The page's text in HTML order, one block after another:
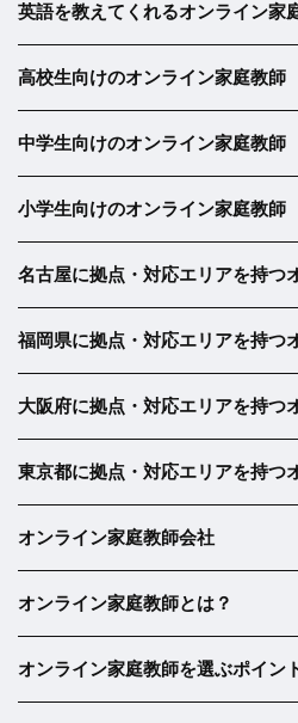
英語を教えてくれるオンライン家
高校生向けのオンライン家庭教師
中学生向けのオンライン家庭教師
小学生向けのオンライン家庭教師
名古屋に拠点・対応エリアを持つ
福岡県に拠点・対応エリアを持つ
大阪府に拠点・対応エリアを持つ
東京都に拠点・対応エリアを持つ
オンライン家庭教師会社
オンライン家庭教師とは？
オンライン家庭教師を選ぶポイン